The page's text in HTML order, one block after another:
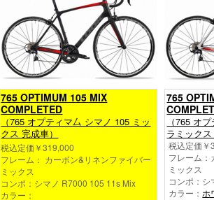
765 OPTIMUM 105 MIX
COMPLETED
（765 オプティマ厶 シマノ 105 ミッ
クス 完成車）
税込定価￥319,000
フレーム： カーボン&リネンファイバー
ミックス
コンポ：シマノ R7000 105 11s Mix
カラー：
765
（765 オ
ラミック
税込定価￥
フレーム：
ミックス
コンポ：
カラー： ホ